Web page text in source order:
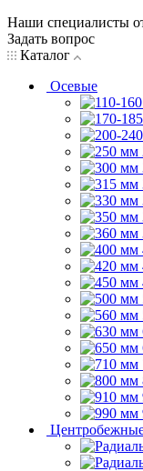
Наши специалисты
Задать вопрос
Каталог
Осевые